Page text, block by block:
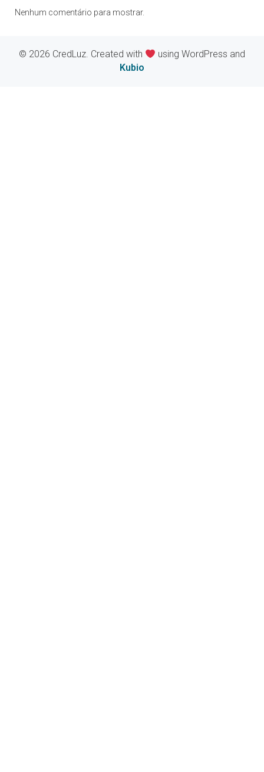
Nenhum comentário para mostrar.
© 2026 CredLuz. Created with
using WordPress and
Kubio